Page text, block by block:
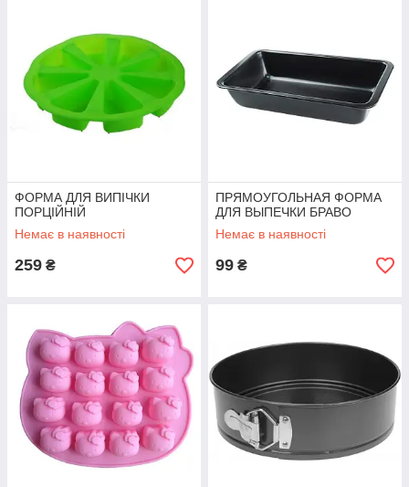
ФОРМА ДЛЯ ВИПІЧКИ
ПОРЦІЙНІЙ
Немає в наявності
259 ₴
ПРЯМОУГОЛЬНАЯ ФОРМА
ДЛЯ ВЫПЕЧКИ БРАВО
Немає в наявності
99 ₴